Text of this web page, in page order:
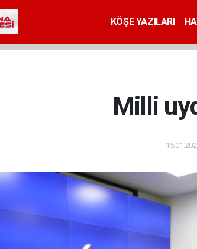
KÖŞE YAZILARI
Milli